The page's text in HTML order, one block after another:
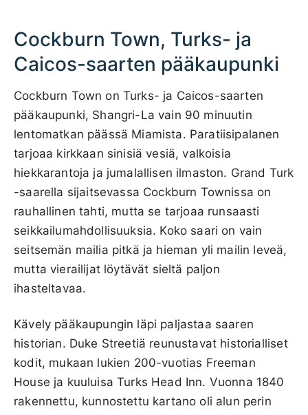
Cockburn Town, Turks- ja
Caicos-saarten pääkaupunki
Cockburn Town on Turks- ja Caicos-saarten
pääkaupunki, Shangri-La vain 90 minuutin
lentomatkan päässä Miamista. Paratiisipalanen
tarjoaa kirkkaan sinisiä vesiä, valkoisia
hiekkarantoja ja jumalallisen ilmaston. Grand Turk
-saarella sijaitsevassa Cockburn Townissa on
rauhallinen tahti, mutta se tarjoaa runsaasti
seikkailumahdollisuuksia. Koko saari on vain
seitsemän mailia pitkä ja hieman yli mailin leveä,
mutta vierailijat löytävät sieltä paljon
ihasteltavaa.
Kävely pääkaupungin läpi paljastaa saaren
historian. Duke Streetiä reunustavat historialliset
kodit, mukaan lukien 200-vuotias Freeman
House ja kuuluisa Turks Head Inn. Vuonna 1840
rakennettu, kunnostettu kartano oli alun perin